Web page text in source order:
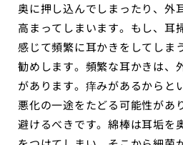
奥に押し込んでしまったり、外
高まってしまいます。もし、耳
感じて頻繁に耳かきをしてしま
勧めします。頻繁な耳かきは、
があります。痒みがあるからと
悪化の一途をたどる可能性があ
避けるべきです。綿棒は耳垢を